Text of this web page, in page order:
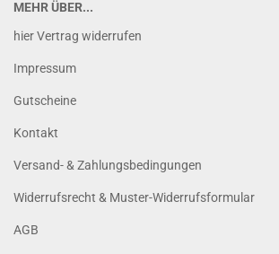
MEHR ÜBER...
hier Vertrag widerrufen
Impressum
Gutscheine
Kontakt
Versand- & Zahlungsbedingungen
Widerrufsrecht & Muster-Widerrufsformular
AGB